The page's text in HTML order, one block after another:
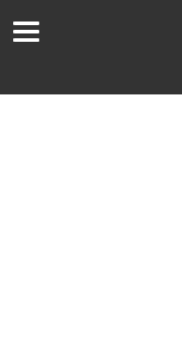
Toggle